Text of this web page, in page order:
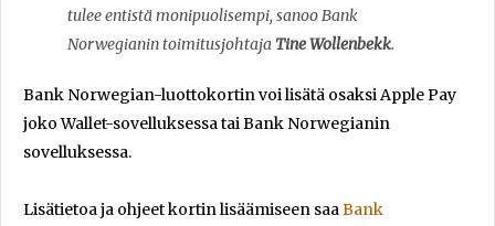
tulee entistä monipuolisempi, sanoo Bank
Norwegianin toimitusjohtaja Tine Wollenbekk.
Bank Norwegian-luottokortin voi lisätä osaksi Apple Pay
joko Wallet-sovelluksessa tai Bank Norwegianin
sovelluksessa.
Lisätietoa ja ohjeet kortin lisäämiseen saa Bank